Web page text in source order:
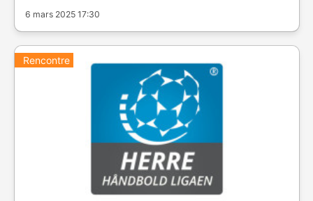
6 mars 2025 17:30
Rencontre